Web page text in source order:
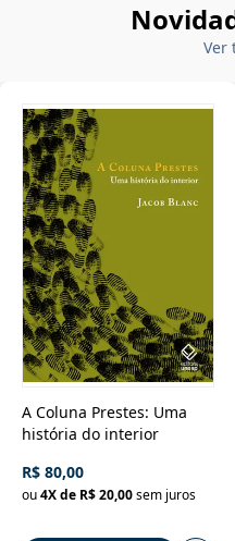
Ver
A Coluna Prestes: Uma
história do interior
R$ 80,00
ou4X de R$ 20,00sem juros